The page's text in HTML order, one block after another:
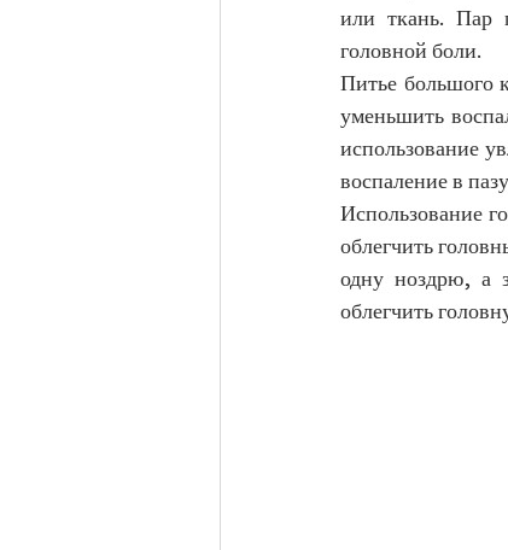
или ткань. Пар
головной боли.
Питье большого
уменьшить
использование
воспаление в
Использование
облегчить
одну ноздрю, а
облегчить